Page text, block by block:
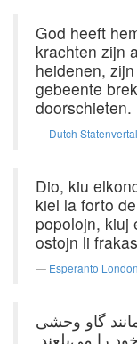
God heeft
krachten zijn
heidenen,
gebeente
doorschieten.
Dutch
Dio, kiu
kiel la forto
popolojn, kiuj
ostojn li
Esperanto
گاو وحشی
را می‌بلعند.